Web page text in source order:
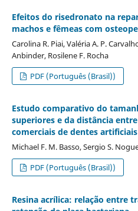
Efeitos do risedronato na
machos e fêmeas com
Carolina R. Piai, Valéria A. P.
Anbinder, Rosilene F. Rocha
PDF (Português (Brasil))
Estudo comparativo do
superiores e da distância
comerciais de dentes artificiais
Michael F. M. Basso, Sergio S.
PDF (Português (Brasil))
Resina acrílica: relação entre